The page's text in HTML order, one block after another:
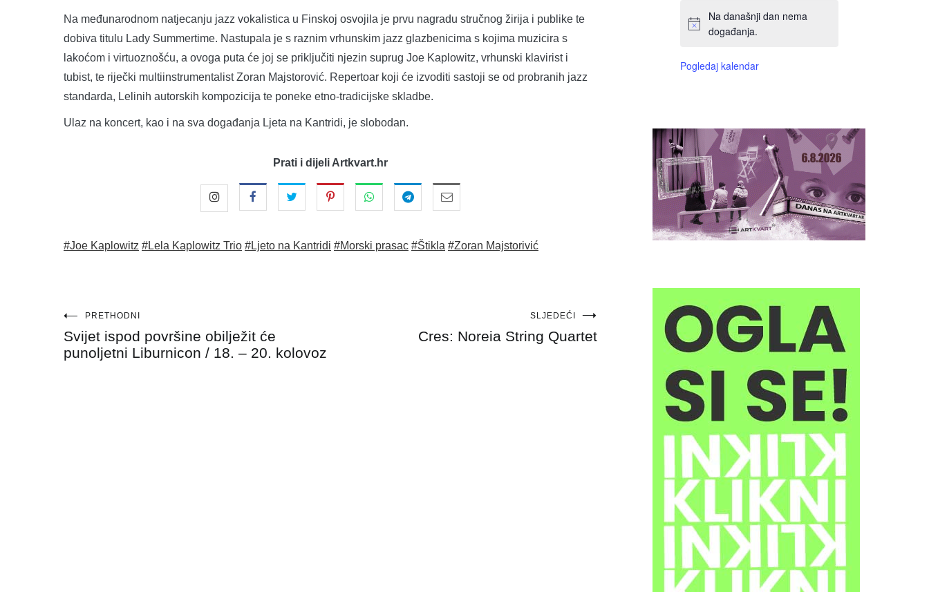
Na međunarodnom natjecanju jazz vokalistica u Finskoj osvojila je prvu nagradu stručnog žirija i publike te
dobiva titulu Lady Summertime. Nastupala je s raznim vrhunskim jazz glazbenicima s kojima muzicira s
lakoćom i virtuoznošću, a ovoga puta će joj se priključiti njezin suprug Joe Kaplowitz, vrhunski klavirist i
tubist, te riječki multiinstrumentalist Zoran Majstorović. Repertoar koji će izvoditi sastoji se od probranih jazz
standarda, Lelinih autorskih kompozicija te poneke etno-tradicijske skladbe.
Ulaz na koncert, kao i na sva događanja Ljeta na Kantridi, je slobodan.
Prati i dijeli Artkvart.hr
#Joe Kaplowitz #Lela Kaplowitz Trio #Ljeto na Kantridi #Morski prasac #Štikla #Zoran Majstorivić
Navigacija
objava
PRETHODNI
Svijet ispod površine obilježit će
punoljetni Liburnicon / 18. – 20. kolovoz
SLJEDEĆI
Cres: Noreia String Quartet
Na današnji dan nema
događanja.
Pogledaj kalendar